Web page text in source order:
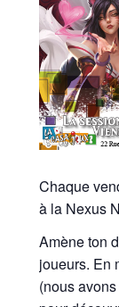
Chaque
à la Nexus
Amène ton
joueurs. En
(nous